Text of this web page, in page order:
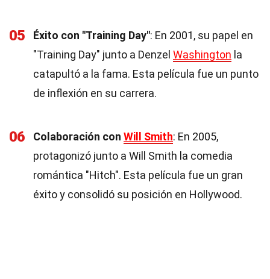
05 Éxito con "Training Day": En 2001, su papel en
"Training Day" junto a Denzel Washington la
catapultó a la fama. Esta película fue un punto
de inflexión en su carrera.
06 Colaboración con Will Smith: En 2005,
protagonizó junto a Will Smith la comedia
romántica "Hitch". Esta película fue un gran
éxito y consolidó su posición en Hollywood.